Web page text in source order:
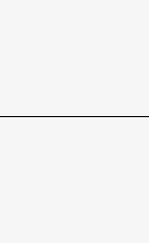
雄的
「尊
立性──
是貴